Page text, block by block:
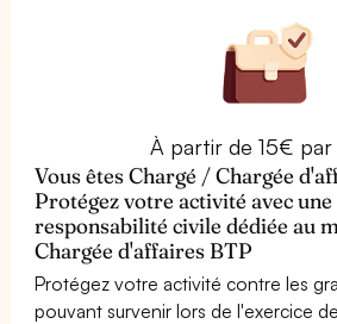
À partir de 15€ par
Vous êtes Chargé / Chargée
Protégez votre activité avec une
responsabilité civile dédiée au
Chargée d'affaires BTP
Protégez votre activité contre les
pouvant survenir lors de l'exercice